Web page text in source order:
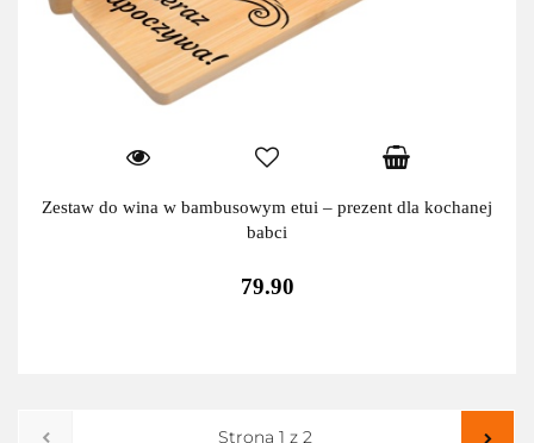
Zestaw do wina w bambusowym etui – prezent dla kochanej
babci
79.90